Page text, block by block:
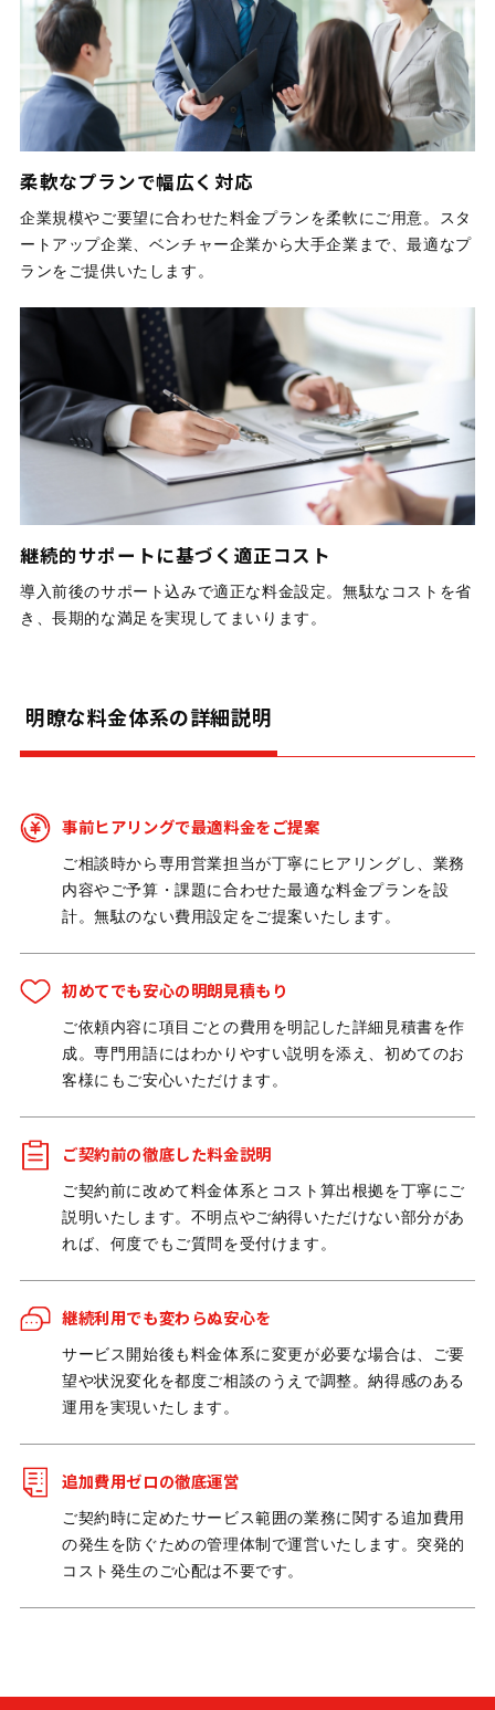
柔軟なプランで幅広く対応
企業規模やご要望に合わせた料金プランを柔軟にご用意。スタ
ートアップ企業、ベンチャー企業から大手企業まで、最適なプ
ランをご提供いたします。
継続的サポートに基づく適正コスト
導入前後のサポート込みで適正な料金設定。無駄なコストを省
き、長期的な満足を実現してまいります。
明瞭な料金体系の詳細説明
事前ヒアリングで最適料金をご提案
ご相談時から専用営業担当が丁寧にヒアリングし、業務
内容やご予算・課題に合わせた最適な料金プランを設
計。無駄のない費用設定をご提案いたします。
初めてでも安心の明朗見積もり
ご依頼内容に項目ごとの費用を明記した詳細見積書を作
成。専門用語にはわかりやすい説明を添え、初めてのお
客様にもご安心いただけます。
ご契約前の徹底した料金説明
ご契約前に改めて料金体系とコスト算出根拠を丁寧にご
説明いたします。不明点やご納得いただけない部分があ
れば、何度でもご質問を受付けます。
継続利用でも変わらぬ安心を
サービス開始後も料金体系に変更が必要な場合は、ご要
望や状況変化を都度ご相談のうえで調整。納得感のある
運用を実現いたします。
追加費用ゼロの徹底運営
ご契約時に定めたサービス範囲の業務に関する追加費用
の発生を防ぐための管理体制で運営いたします。突発的
コスト発生のご心配は不要です。